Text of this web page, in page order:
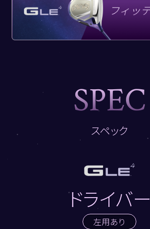
SPEC
スペック
ドライバー
左用あり